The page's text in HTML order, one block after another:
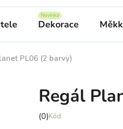
Dekorace
PL06 (2 barvy)
Regál
Průměrné
(0)